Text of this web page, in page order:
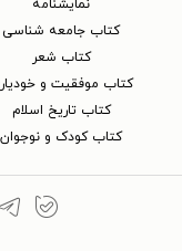
نمایشنامه
کتاب جامعه شناسی
کتاب شعر
کتاب موفقیت و
کتاب تاریخ اسلام
کتاب کودک و نوجوان